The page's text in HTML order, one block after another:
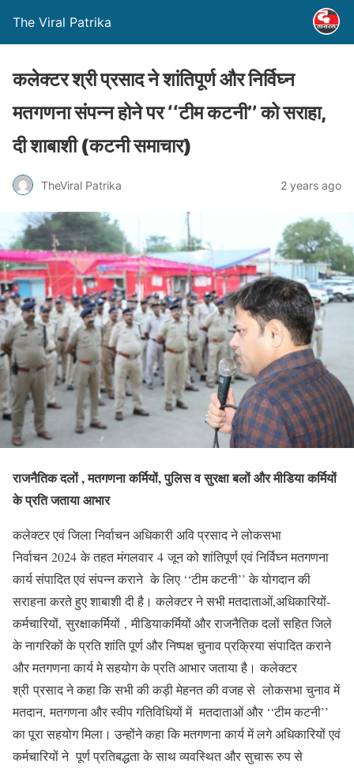
The Viral Patrika
कलेक्टर श्री प्रसाद ने शांतिपूर्ण और निर्विघ्न
मतगणना संपन्न होने पर ‘‘टीम कटनी’’ को सराहा,
दी शाबाशी (कटनी समाचार)
TheViral Patrika 2 years ago
राजनैतिक दलों , मतगणना कर्मियों, पुलिस व सुरक्षा बलों और मीडिया कर्मियों
के प्रति जताया आभार
कलेक्टर एवं जिला निर्वाचन अधिकारी अवि प्रसाद ने लोकसभा
निर्वाचन 2024 के तहत मंगलवार 4 जून को शांतिपूर्ण एवं निर्विघ्न मतगणना
कार्य संपादित एवं संपन्न कराने के लिए ‘‘टीम कटनी’’ के योगदान की
सराहना करते हुए शाबाशी दी है। कलेक्टर ने सभी मतदाताओं,अधिकारियों-
कर्मचारियों, सुरक्षाकर्मियों , मीडियाकर्मियों और राजनैतिक दलों सहित जिले
के नागरिकों के प्रति शांति पूर्ण और निष्पक्ष चुनाव प्रक्रिया संपादित कराने
और मतगणना कार्य मे सहयोग के प्रति आभार जताया है। कलेक्टर
श्री प्रसाद ने कहा कि सभी की कड़ी मेहनत की वजह से लोकसभा चुनाव में
मतदान, मतगणना और स्वीप गतिविधियों में मतदाताओं और ‘‘टीम कटनी’’
का पूरा सहयोग मिला। उन्होंने कहा कि मतगणना कार्य में लगे अधिकारियों एवं
कर्मचारियों ने पूर्ण प्रतिबद्धता के साथ व्यवस्थित और सुचारू रुप से